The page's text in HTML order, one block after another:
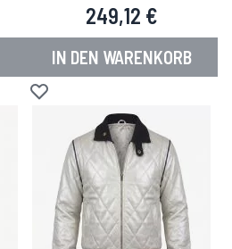
249,12 €
IN DEN WARENKORB
Zur Wunschliste hinzufügen